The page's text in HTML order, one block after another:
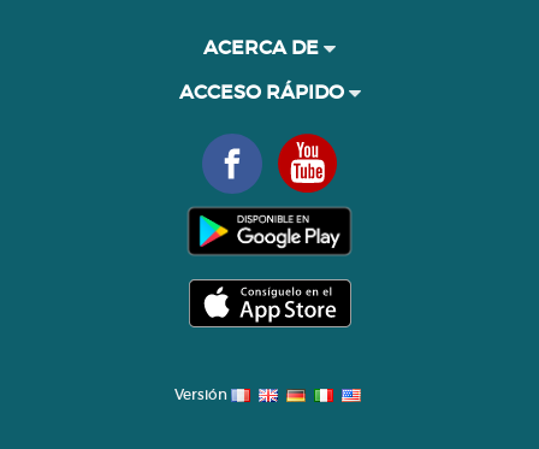
ACERCA DE
ACCESO RÁPIDO
Versión